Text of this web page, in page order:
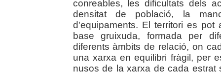
conreables, les dificultats dels
densitat de població, la
d'equipaments. El territori es
base gruixuda, formada per
diferents àmbits de relació, on
una xarxa en equilibri fràgil, per
nusos de la xarxa de cada